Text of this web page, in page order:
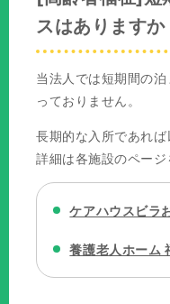
スはありますか
当法人では短期間の
っておりません。
長期的な入所であれば
詳細は各施設のページ
ケアハウスビラ
養護老人ホーム